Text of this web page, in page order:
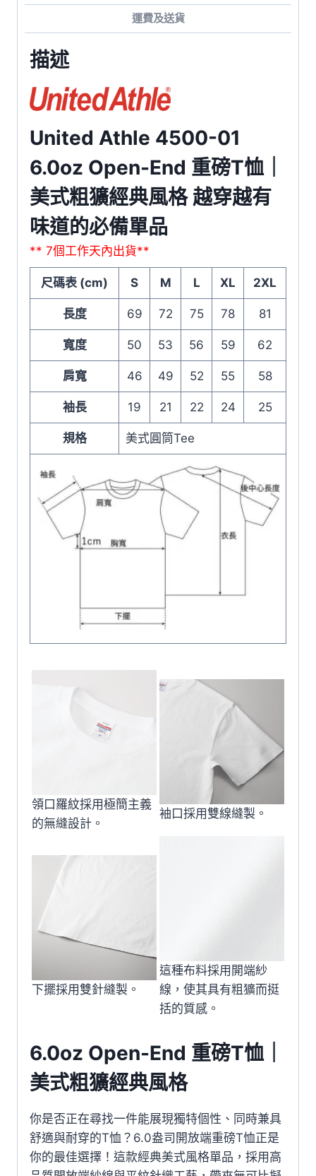
經
運費及送貨
描述
United Athle 4500-01
6.0oz Open-End 重磅T恤｜
美式粗獷經典風格 越穿越有
味道的必備單品
** 7個工作天內出貨**
尺碼表 (cm) S M L XL 2XL
長度 69 72 75 78 81
寬度 50 53 56 59 62
肩寬 46 49 52 55 58
袖長 19 21 22 24 25
規格 美式圓筒Tee
領口羅紋採用極簡主義
的無縫設計。
袖口採用雙線縫製。
下擺採用雙針縫製。
這種布料採用開端紗
線，使其具有粗獷而挺
括的質感。
6.0oz Open-End 重磅T恤｜
美式粗獷經典風格
你是否正在尋找一件能展現獨特個性、同時兼具
舒適與耐穿的T恤？6.0盎司開放端重磅T恤正是
你的最佳選擇！這款經典美式風格單品，採用高